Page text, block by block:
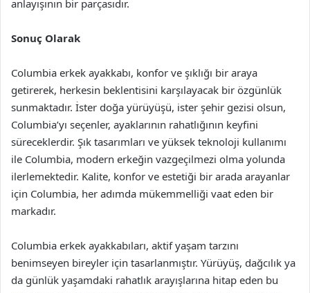
anlayışının bir parçasıdır.
Sonuç Olarak
Columbia erkek ayakkabı, konfor ve şıklığı bir araya
getirerek, herkesin beklentisini karşılayacak bir özgünlük
sunmaktadır. İster doğa yürüyüşü, ister şehir gezisi olsun,
Columbia’yı seçenler, ayaklarının rahatlığının keyfini
süreceklerdir. Şık tasarımları ve yüksek teknoloji kullanımı
ile Columbia, modern erkeğin vazgeçilmezi olma yolunda
ilerlemektedir. Kalite, konfor ve estetiği bir arada arayanlar
için Columbia, her adımda mükemmelliği vaat eden bir
markadır.
Columbia erkek ayakkabıları, aktif yaşam tarzını
benimseyen bireyler için tasarlanmıştır. Yürüyüş, dağcılık ya
da günlük yaşamdaki rahatlık arayışlarına hitap eden bu